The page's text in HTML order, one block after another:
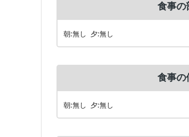
食事の
朝:無し 夕:無し
食事の
朝:無し 夕:無し